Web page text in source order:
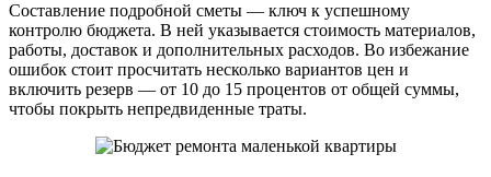
Составление подробной сметы — ключ к успешному
контролю бюджета. В ней указывается стоимость материалов,
работы, доставок и дополнительных расходов. Во избежание
ошибок стоит просчитать несколько вариантов цен и
включить резерв — от 10 до 15 процентов от общей суммы,
чтобы покрыть непредвиденные траты.